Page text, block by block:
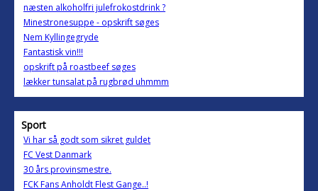
næsten alkoholfri julefrokostdrink ?
Minestronesuppe - opskrift søges
Nem Kyllingegryde
Fantastisk vin!!!
opskrift på roastbeef søges
lækker tunsalat på rugbrød uhmmm
Sport
Vi har så godt som sikret guldet
FC Vest Danmark
30 års provinsmestre.
FCK Fans Anholdt Flest Gange..!